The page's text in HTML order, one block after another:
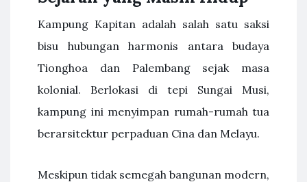
Kampung Kapitan adalah salah satu saksi
bisu hubungan harmonis antara budaya
Tionghoa dan Palembang sejak masa
kolonial. Berlokasi di tepi Sungai Musi,
kampung ini menyimpan rumah-rumah tua
berarsitektur perpaduan Cina dan Melayu.
Meskipun tidak semegah bangunan modern,